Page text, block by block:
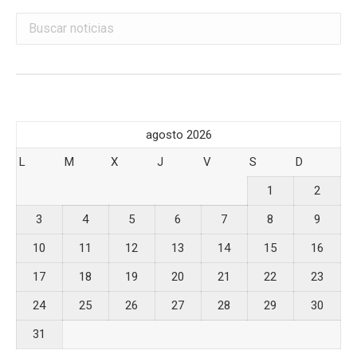
agosto 2026
L
M X J V S
D
1
2
3
4 5 6 7 8
9
10
11 12 13 14 15
16
17
18 19 20 21 22
23
24
25 26 27 28 29
30
31